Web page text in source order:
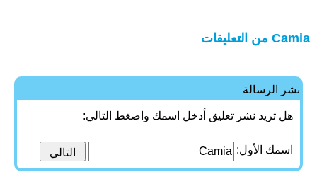
Camia من التعليقات
نشر الرسالة
هل تريد نشر تعليق أدخل اسمك واضغط التالي:
اسمك الأول: